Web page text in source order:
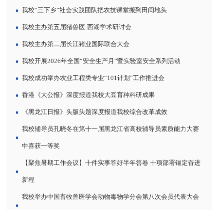
我校“三下乡”社会实践团队把农技课堂搬到田间地头
我校主办第五届猪兽医·西湖学术研讨会
我校主办第二届长江猪业国际联合大会
我校开展2026年全国“安全生产月”暨实验室安全系列活动
我校成功举办农业工程类专业“101计划”工作推进会
香港《大公报》深度报道我校大豆育种科研成果
《黑龙江日报》头版头题深度报道我校综合改革成效
我校辅导员孔晓冬在第十一届黑龙江省高校辅导员素质能力大赛
中喜获一等奖
【聚焦暑期工作会议】十件实事答好半年答卷 十项部署锚定奋进
新程
我校举办中国畜牧兽医学会动物毒物学分会第八次会员代表大会